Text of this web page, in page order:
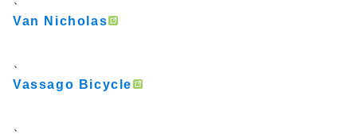
Van Nicholas
Vassago Bicycle